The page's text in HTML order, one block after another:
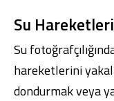
Su
Su
hareketlerini
dondurmak veya